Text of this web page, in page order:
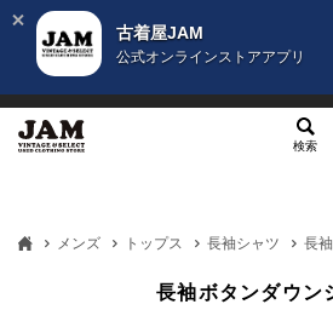
古着屋JAM
公式オンラインストアアプリ
検索
メンズ トップス 長袖シャツ 長
長袖ボタンダウン